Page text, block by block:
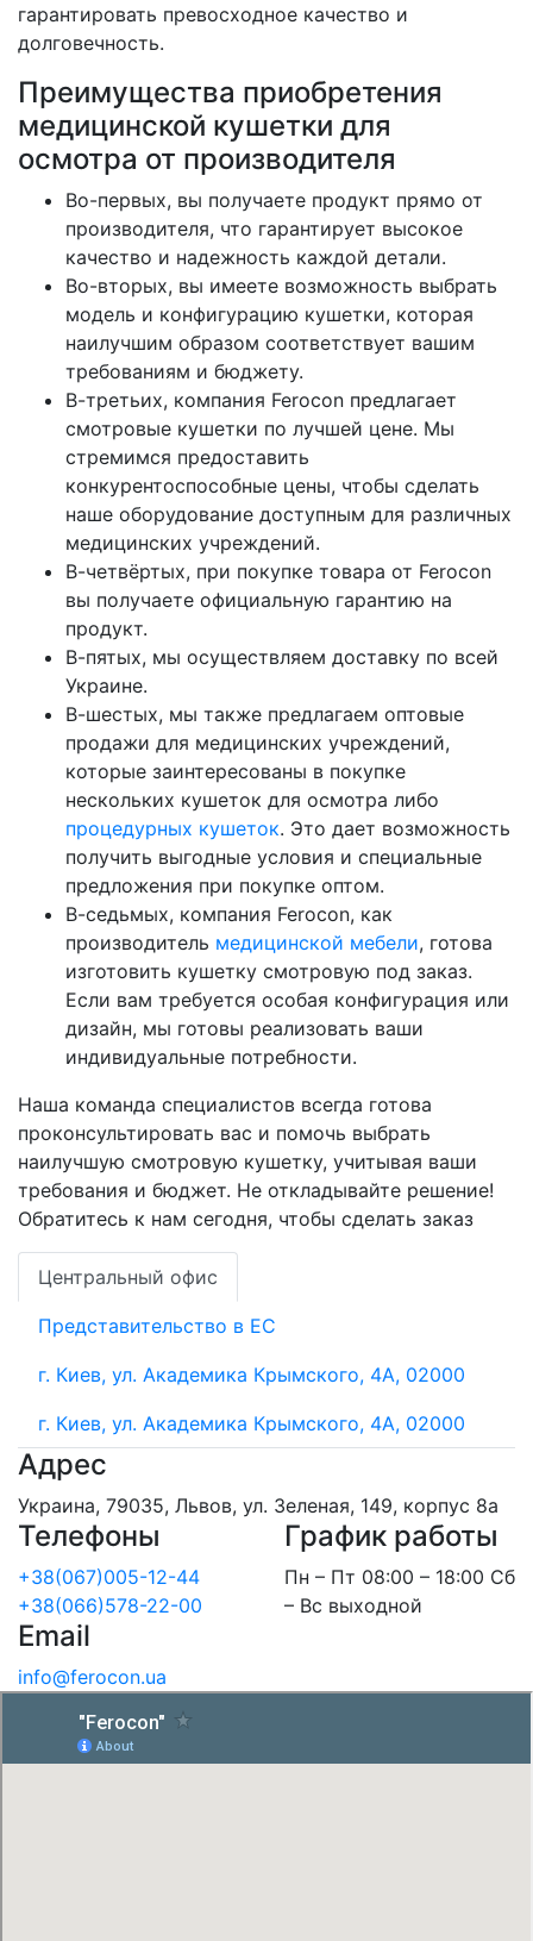
гарантировать превосходное качество и
долговечность.
Преимущества приобретения
медицинской кушетки для
осмотра от производителя
Во-первых, вы получаете продукт прямо от
производителя, что гарантирует высокое
качество и надежность каждой детали.
Во-вторых, вы имеете возможность выбрать
модель и конфигурацию кушетки, которая
наилучшим образом соответствует вашим
требованиям и бюджету.
В-третьих, компания Ferocon предлагает
смотровые кушетки по лучшей цене. Мы
стремимся предоставить
конкурентоспособные цены, чтобы сделать
наше оборудование доступным для различных
медицинских учреждений.
В-четвёртых, при покупке товара от Ferocon
вы получаете официальную гарантию на
продукт.
В-пятых, мы осуществляем доставку по всей
Украине.
В-шестых, мы также предлагаем оптовые
продажи для медицинских учреждений,
которые заинтересованы в покупке
нескольких кушеток для осмотра либо
процедурных кушеток. Это дает возможность
получить выгодные условия и специальные
предложения при покупке оптом.
В-седьмых, компания Ferocon, как
производитель медицинской мебели, готова
изготовить кушетку смотровую под заказ.
Если вам требуется особая конфигурация или
дизайн, мы готовы реализовать ваши
индивидуальные потребности.
Наша команда специалистов всегда готова
проконсультировать вас и помочь выбрать
наилучшую смотровую кушетку, учитывая ваши
требования и бюджет. Не откладывайте решение!
Обратитесь к нам сегодня, чтобы сделать заказ
Центральный офис
Представительство в ЕС
г. Киев, ул. Академика Крымского, 4А, 02000
г. Киев, ул. Академика Крымского, 4А, 02000
Адрес
Украина, 79035, Львов, ул. Зеленая, 149, корпус 8а
Телефоны
+38(067)005-12-44
+38(066)578-22-00
График работы
Пн – Пт 08:00 – 18:00 Сб
– Вс выходной
Email
info@ferocon.ua